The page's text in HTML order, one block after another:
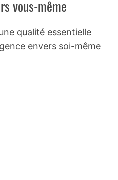
vous-même
qualité essentielle
envers soi-même